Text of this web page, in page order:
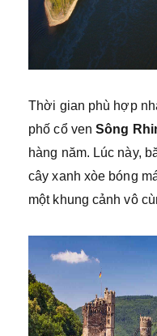
Thời gian phù hợp
phố cổ venSông
hàng năm. Lúc này,
cây xanh xòe bóng
một khung cảnh vô